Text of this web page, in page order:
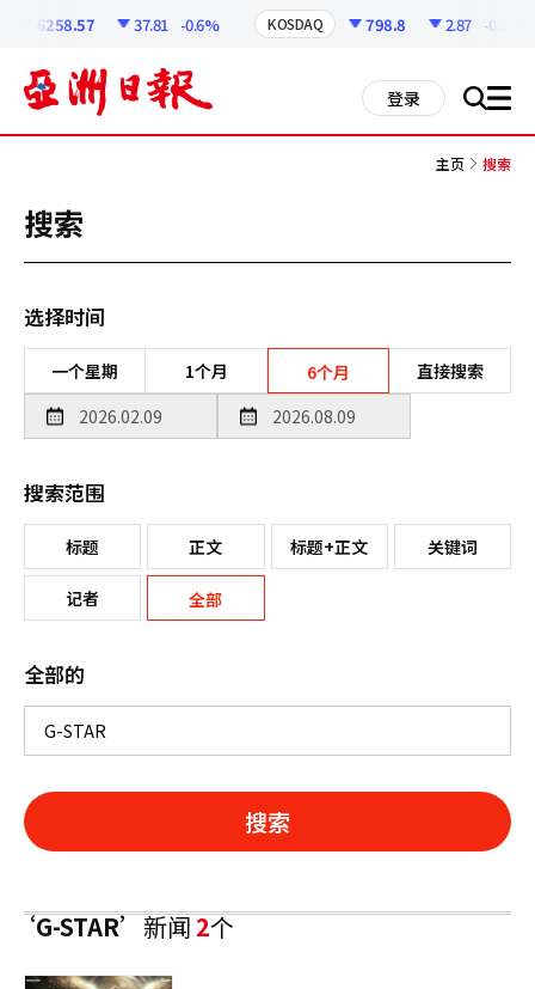
6258.57 37.81 -0.6% KOSDAQ 798.8 2.87 -0.36%
登录 搜 all
主页 搜索
搜索
选择时间
一个星期 1个月 6个月 直接搜索
搜索范围
标题 正文 标题+正文 关键词
记者 全部
全部的
搜索
‘G-STAR’新闻2个